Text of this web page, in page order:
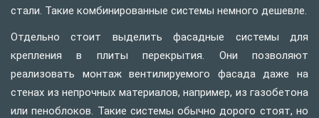
стали. Такие комбинированные системы немного дешевле.
Отдельно стоит выделить фасадные системы для
крепления в плиты перекрытия. Они позволяют
реализовать монтаж вентилируемого фасада даже на
стенах из непрочных материалов, например, из газобетона
или пеноблоков. Такие системы обычно дорого стоят, но